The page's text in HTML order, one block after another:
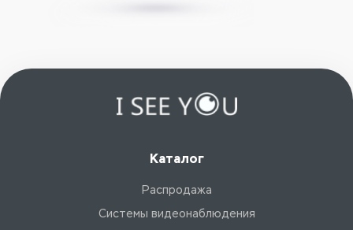
Каталог
Распродажа
Системы видеонаблюдения